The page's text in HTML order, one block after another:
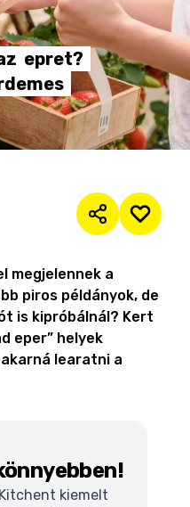
epret?
megjelennek a
piros példányok, de
is kipróbálnál? Kert
eper” helyek
learatni a
kiemelt